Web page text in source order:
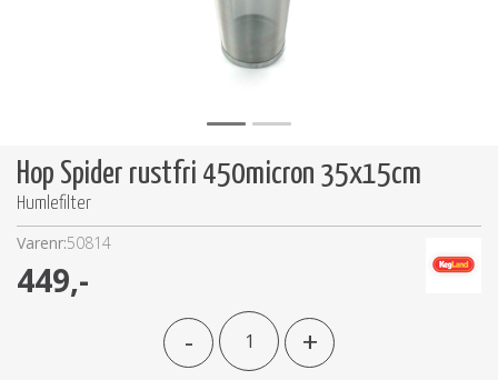
Hop Spider rustfri 450micron 35x15cm
Humlefilter
Varenr:50814
449,-
- +